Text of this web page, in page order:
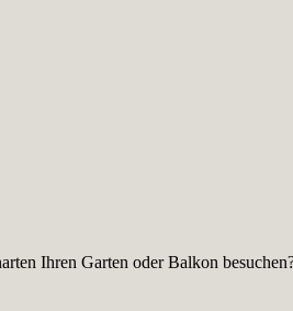
Ihren Garten oder Balkon